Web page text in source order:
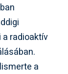
radioaktív
a